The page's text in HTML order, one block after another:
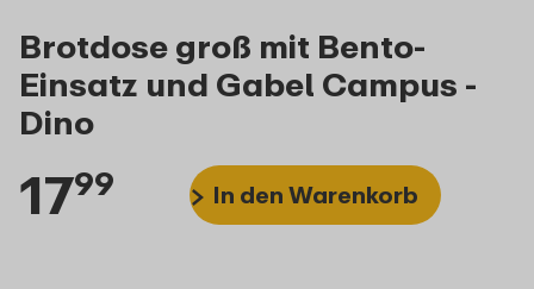
Brotdose groß mit Bento-
Einsatz und Gabel Campus -
Dino
1799 In den Warenkorb